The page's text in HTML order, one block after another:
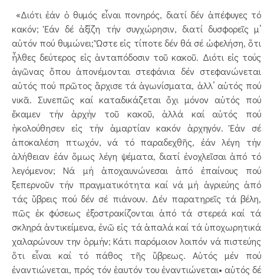
«Διότι ἐάν ὁ θυμός εἶναι πονηρός, διατί δέν ἀπέφυγες τό
κακόν; Ἐάν δέ ἀξίζη τήν συγχώρησιν, διατί δυσφορεῖς μ’
αὐτόν πού θυμώνει; Ὥστε εἰς τίποτε δέν θά σέ ὠφελήση, ὅτι
ἦλθες δεύτερος εἰς ἀνταπόδοσιν τοῦ κακοῦ. Διότι εἰς τούς
ἀγῶνας ὅπου ἀπονέμονται στεφάνια δέν στεφανώνεται
αὐτός πού πρῶτος ἄρχισε τά ἀγωνίσματα, ἀλλ’ αὐτός πού
νικᾶ. Συνεπῶς καί καταδικάζεται ὄχι μόνον αὐτός πού
ἔκαμεν τήν ἀρχήν τοῦ κακοῦ, ἀλλά καί αὐτός πού
ἠκολούθησεν εἰς τήν ἁμαρτίαν κακόν ἀρχηγόν. Ἐάν σέ
ἀποκαλέση πτωχόν, νά τό παραδεχθῆς, ἐάν λέγη τήν
ἀλήθειαν ἐάν ὅμως λέγη ψέματα, διατί ἐνοχλεῖσαι ἀπό τό
λεγόμενον; Νά μή ἀποχαυνώνεσαι ἀπό ἐπαίνους πού
ξεπερνοῦν τήν πραγματικότητα καί νά μή ἀγριεύης ἀπό
τάς ὕβρεις πού δέν σέ πιάνουν. Δέν παρατηρεῖς τά βέλη,
πῶς ἐκ φύσεως ἐξοστρακίζονται ἀπό τά στερεά καί τά
σκληρά ἀντικείμενα, ἐνῶ εἰς τά ἁπαλά καί τά ὑποχωρητικά
χαλαρώνουν την ὁρμήν; Κάτι παρόμοιον λοιπόν νά πιστεύης
ὅτι εἶναι καί τό πάθος τῆς ὕβρεως. Αὐτός μέν πού
ἐναντιώνεται, πρός τόν ἑαυτόν του ἐναντιώνεται• αὐτός δέ